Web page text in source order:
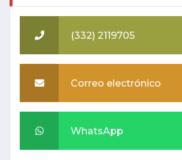
(332) 2119705
Correo electrónico
WhatsApp